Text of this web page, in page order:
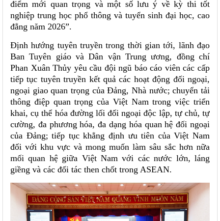
điểm mới quan trọng và một số lưu ý về kỳ thi tốt
nghiệp trung học phổ thông và tuyển sinh đại học, cao
đẳng năm 2026”.
Định hướng tuyên truyền trong thời gian tới, lãnh đạo
Ban Tuyên giáo và Dân vận Trung ương, đồng chí
Phan Xuân Thủy yêu cầu đội ngũ báo cáo viên các cấp
tiếp tục tuyên truyền kết quả các hoạt động đối ngoại,
ngoại giao quan trọng của Đảng, Nhà nước; chuyển tải
thông điệp quan trọng của Việt Nam trong việc triển
khai, cụ thể hóa đường lối đối ngoại độc lập, tự chủ, tự
cường, đa phương hóa, đa dạng hóa quan hệ đối ngoại
của Đảng; tiếp tục khẳng định ưu tiên của Việt Nam
đối với khu vực và mong muốn làm sâu sắc hơn nữa
mối quan hệ giữa Việt Nam với các nước lớn, láng
giềng và các đối tác then chốt trong ASEAN.